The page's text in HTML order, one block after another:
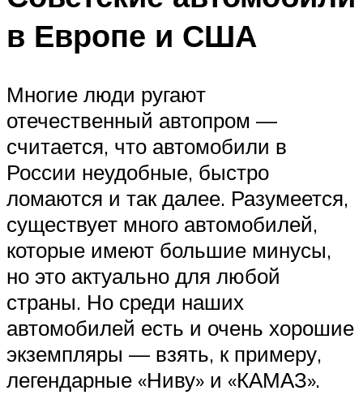
в Европе и США
Многие люди ругают
отечественный автопром —
считается, что автомобили в
России неудобные, быстро
ломаются и так далее. Разумеется,
существует много автомобилей,
которые имеют большие минусы,
но это актуально для любой
страны. Но среди наших
автомобилей есть и очень хорошие
экземпляры — взять, к примеру,
легендарные «Ниву» и «КАМАЗ».